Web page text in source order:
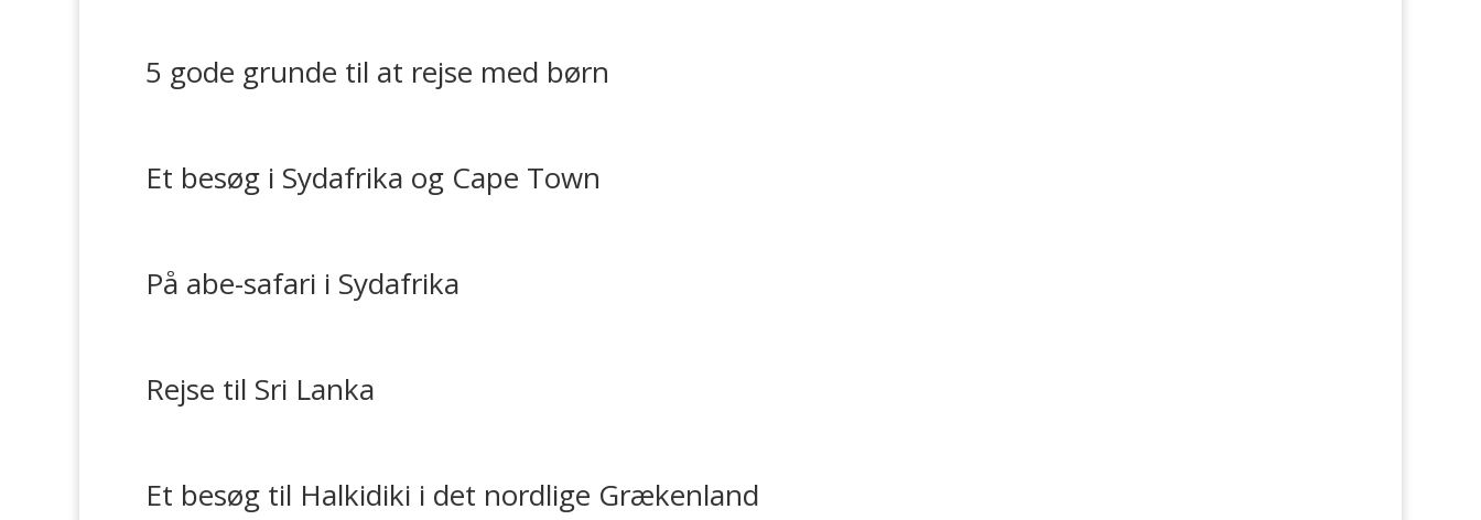
5 gode grunde til at rejse med børn
Et besøg i Sydafrika og Cape Town
På abe-safari i Sydafrika
Rejse til Sri Lanka
Et besøg til Halkidiki i det nordlige Grækenland